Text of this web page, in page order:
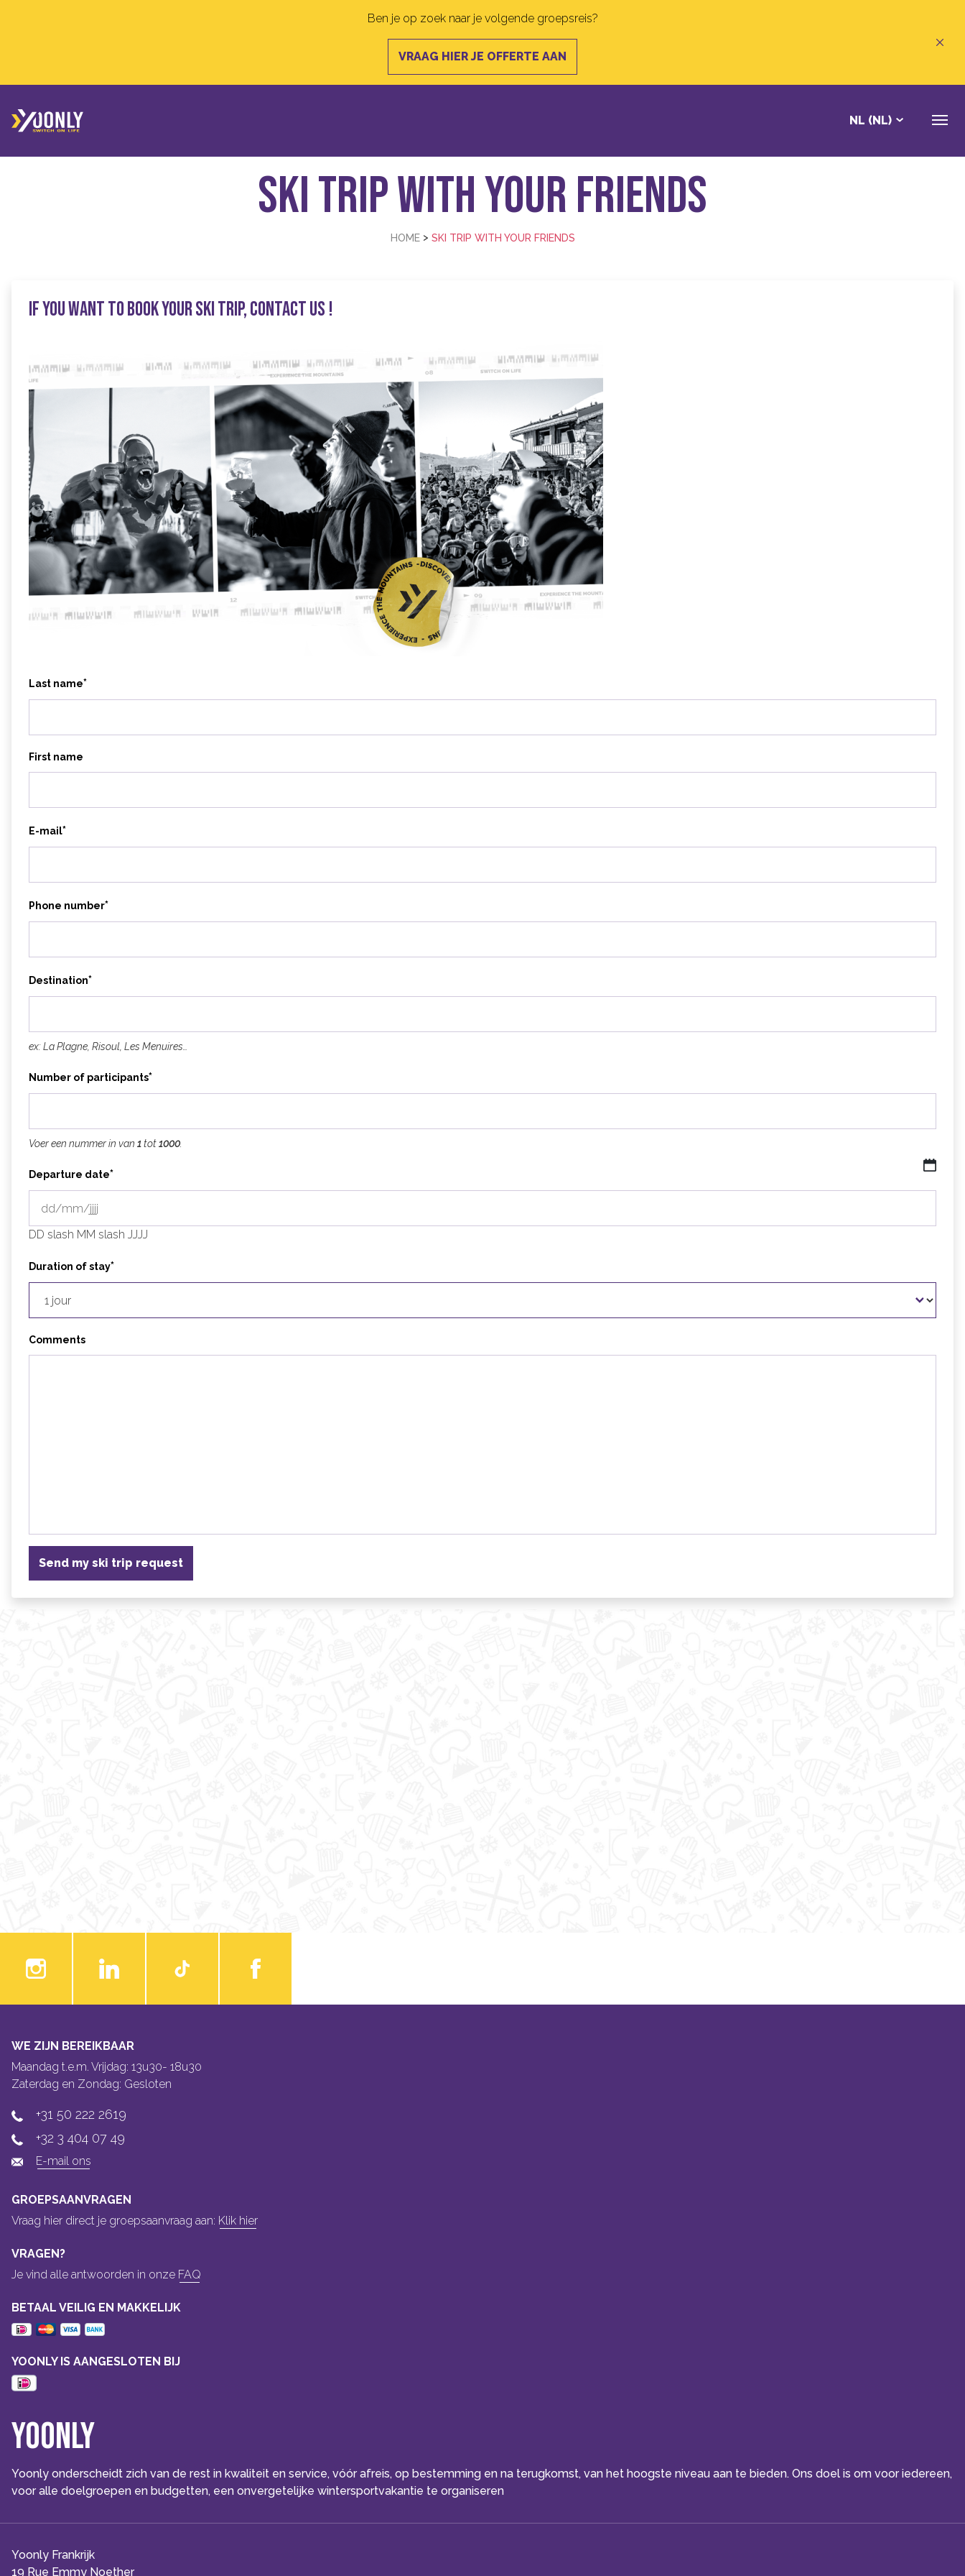
Ben je op zoek naar je volgende groepsreis?
VRAAG HIER JE OFFERTE AAN
NL (NL)
Ski trip with your friends
HOME > SKI TRIP WITH YOUR FRIENDS
IF YOU WANT TO BOOK YOUR SKI TRIP, CONTACT US !
Last name*
First name
E-mail*
Phone number*
Destination*
ex: La Plagne, Risoul, Les Menuires…
Number of participants*
Voer een nummer in van 1tot1000.
Departure date*
DD slash MM slash JJJJ
Duration of stay*
Comments
Send my ski trip request
Yoonly
Yoonly onderscheidt zich van de rest in kwaliteit en service, vóór afreis, op bestemming en na terugkomst, van het hoogste niveau aan te bieden. Ons doel is om voor iedereen,
voor alle doelgroepen en budgetten, een onvergetelijke wintersportvakantie te organiseren
Yoonly Frankrijk
19 Rue Emmy Noether
WE ZIJN BEREIKBAAR
Maandag t.e.m. Vrijdag: 13u30- 18u30
Zaterdag en Zondag: Gesloten
+31 50 222 2619
+32 3 404 07 49
E-mail ons
GROEPSAANVRAGEN
Vraag hier direct je groepsaanvraag aan: Klik hier
VRAGEN?
Je vind alle antwoorden in onze FAQ
BETAAL VEILIG EN MAKKELIJK
YOONLY IS AANGESLOTEN BIJ